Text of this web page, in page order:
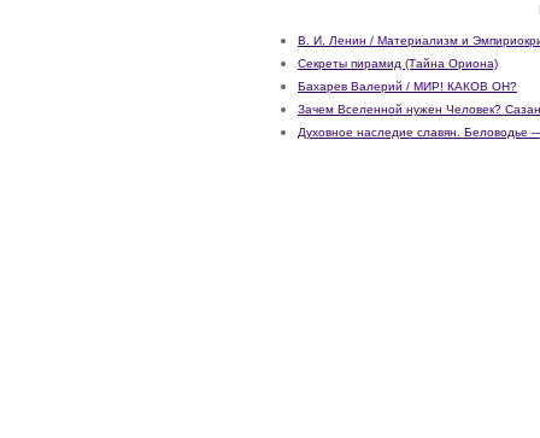
В. И. Ленин / Материализм и
Секреты пирамид (Тайна Ориона)
Бахарев Валерий / МИР! КАКОВ ОН?
Зачем Вселенной нужен Человек?
Духовное наследие славян. Беловодье